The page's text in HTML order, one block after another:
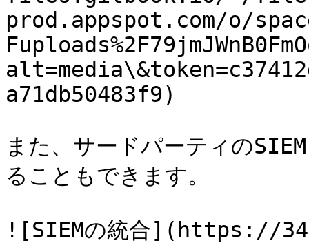
prod.appspot.com/o/
a71db50483f9)
また、サードパーティの
ることもできます。
![SIEMの統合](https://